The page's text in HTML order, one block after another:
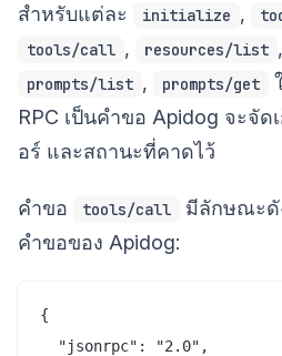
สำหรับแต่ละ initialize ,
tools/call , resources/list ,
prompts/list , prompts/get
RPC เป็นคำขอ Apidog จะจัด
อร์ และสถานะที่คาดไว้
คำขอ tools/call
มีลักษณะดั
คำขอของ Apidog:
{
  "jsonrpc": "2.0",